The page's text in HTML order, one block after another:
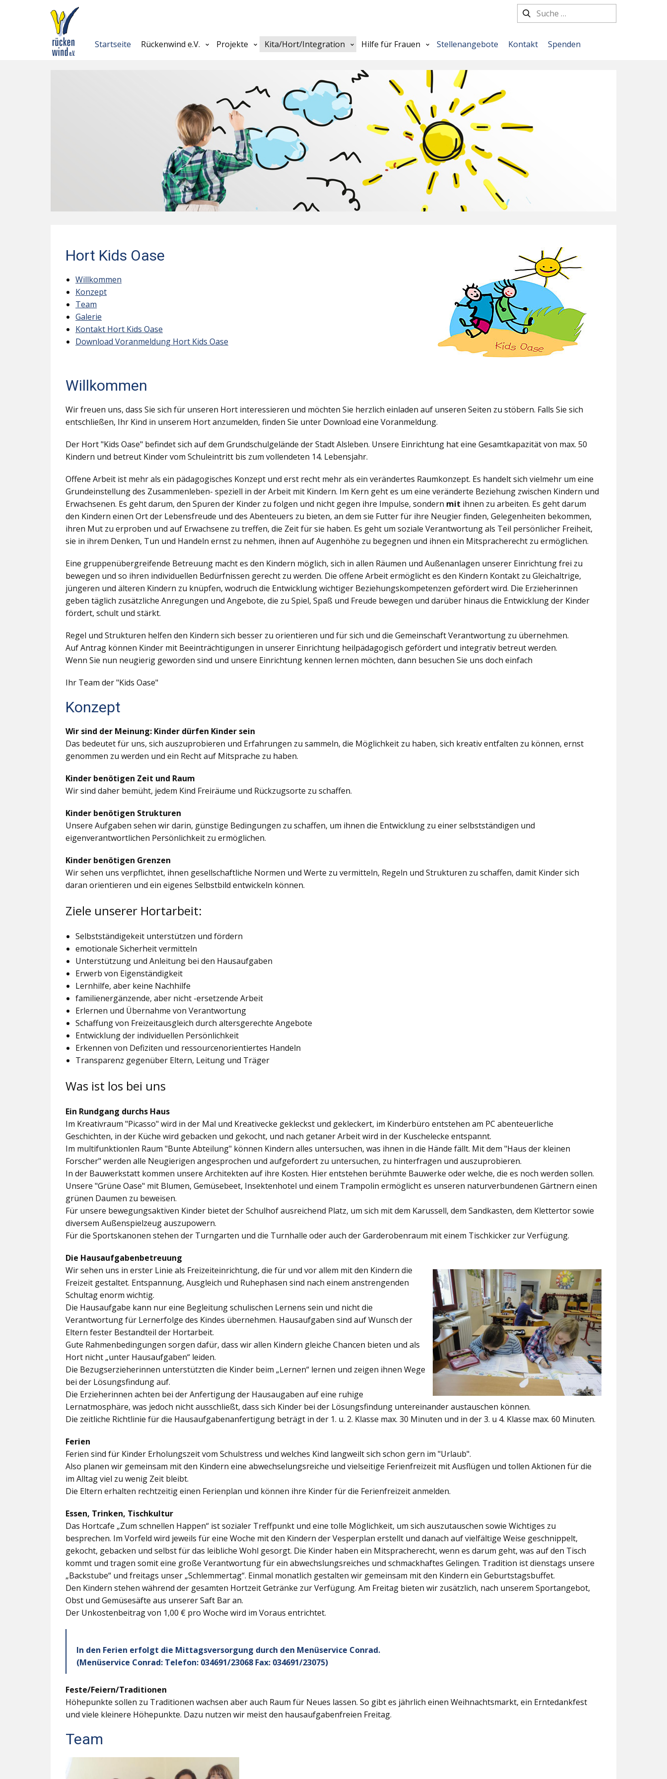
Startseite Rückenwind e.V. Projekte Kita/Hort/Integration Hilfe für Frauen Stellenangebote Kontakt Spenden
Hort Kids Oase
Willkommen
Konzept
Team
Galerie
Kontakt Hort Kids Oase
Download Voranmeldung Hort Kids Oase
Willkommen
Wir freuen uns, dass Sie sich für unseren Hort interessieren und möchten Sie herzlich einladen auf unseren Seiten zu stöbern. Falls Sie sich
entschließen, Ihr Kind in unserem Hort anzumelden, finden Sie unter Download eine Voranmeldung.
Der Hort "Kids Oase" befindet sich auf dem Grundschulgelände der Stadt Alsleben. Unsere Einrichtung hat eine Gesamtkapazität von max. 50
Kindern und betreut Kinder vom Schuleintritt bis zum vollendeten 14. Lebensjahr.
Offene Arbeit ist mehr als ein pädagogisches Konzept und erst recht mehr als ein verändertes Raumkonzept. Es handelt sich vielmehr um eine
Grundeinstellung des Zusammenleben- speziell in der Arbeit mit Kindern. Im Kern geht es um eine veränderte Beziehung zwischen Kindern und
Erwachsenen. Es geht darum, den Spuren der Kinder zu folgen und nicht gegen ihre Impulse, sondern mit ihnen zu arbeiten. Es geht darum
den Kindern einen Ort der Lebensfreude und des Abenteuers zu bieten, an dem sie Futter für ihre Neugier finden, Gelegenheiten bekommen,
ihren Mut zu erproben und auf Erwachsene zu treffen, die Zeit für sie haben. Es geht um soziale Verantwortung als Teil persönlicher Freiheit,
sie in ihrem Denken, Tun und Handeln ernst zu nehmen, ihnen auf Augenhöhe zu begegnen und ihnen ein Mitspracherecht zu ermöglichen.
Eine gruppenübergreifende Betreuung macht es den Kindern möglich, sich in allen Räumen und Außenanlagen unserer Einrichtung frei zu
bewegen und so ihren individuellen Bedürfnissen gerecht zu werden. Die offene Arbeit ermöglicht es den Kindern Kontakt zu Gleichaltrige,
jüngeren und älteren Kindern zu knüpfen, wodruch die Entwicklung wichtiger Beziehungskompetenzen gefördert wird. Die Erzieherinnen
geben täglich zusätzliche Anregungen und Angebote, die zu Spiel, Spaß und Freude bewegen und darüber hinaus die Entwicklung der Kinder
fördert, schult und stärkt.
Regel und Strukturen helfen den Kindern sich besser zu orientieren und für sich und die Gemeinschaft Verantwortung zu übernehmen.
Auf Antrag können Kinder mit Beeinträchtigungen in unserer Einrichtung heilpädagogisch gefördert und integrativ betreut werden.
Wenn Sie nun neugierig geworden sind und unsere Einrichtung kennen lernen möchten, dann besuchen Sie uns doch einfach
Ihr Team der "Kids Oase"
Konzept
Wir sind der Meinung: Kinder dürfen Kinder sein
Das bedeutet für uns, sich auszuprobieren und Erfahrungen zu sammeln, die Möglichkeit zu haben, sich kreativ entfalten zu können, ernst
genommen zu werden und ein Recht auf Mitsprache zu haben.
Kinder benötigen Zeit und Raum
Wir sind daher bemüht, jedem Kind Freiräume und Rückzugsorte zu schaffen.
Kinder benötigen Strukturen
Unsere Aufgaben sehen wir darin, günstige Bedingungen zu schaffen, um ihnen die Entwicklung zu einer selbstständigen und
eigenverantwortlichen Persönlichkeit zu ermöglichen.
Kinder benötigen Grenzen
Wir sehen uns verpflichtet, ihnen gesellschaftliche Normen und Werte zu vermitteln, Regeln und Strukturen zu schaffen, damit Kinder sich
daran orientieren und ein eigenes Selbstbild entwickeln können.
Ziele unserer Hortarbeit:
Selbstständigekeit unterstützen und fördern
emotionale Sicherheit vermitteln
Unterstützung und Anleitung bei den Hausaufgaben
Erwerb von Eigenständigkeit
Lernhilfe, aber keine Nachhilfe
familienergänzende, aber nicht -ersetzende Arbeit
Erlernen und Übernahme von Verantwortung
Schaffung von Freizeitausgleich durch altersgerechte Angebote
Entwicklung der individuellen Persönlichkeit
Erkennen von Defiziten und ressourcenorientiertes Handeln
Transparenz gegenüber Eltern, Leitung und Träger
Was ist los bei uns
Ein Rundgang durchs Haus
Im Kreativraum "Picasso" wird in der Mal und Kreativecke gekleckst und gekleckert, im Kinderbüro entstehen am PC abenteuerliche
Geschichten, in der Küche wird gebacken und gekocht, und nach getaner Arbeit wird in der Kuschelecke entspannt.
Im multifunktionlen Raum "Bunte Abteilung" können Kindern alles untersuchen, was ihnen in die Hände fällt. Mit dem "Haus der kleinen
Forscher" werden alle Neugierigen angesprochen und aufgefordert zu untersuchen, zu hinterfragen und auszuprobieren.
In der Bauwerkstatt kommen unsere Architekten auf ihre Kosten. Hier entstehen berühmte Bauwerke oder welche, die es noch werden sollen.
Unsere "Grüne Oase" mit Blumen, Gemüsebeet, Insektenhotel und einem Trampolin ermöglicht es unseren naturverbundenen Gärtnern einen
grünen Daumen zu beweisen.
Für unsere bewegungsaktiven Kinder bietet derSchulhofausreichend Platz, um sich mit dem Karussell, dem Sandkasten, dem Klettertor sowie
diversem Außenspielzeug auszupowern.
Für die Sportskanonen stehen der Turngarten und die Turnhalle oder auch derGarderobenraum mit einem Tischkicker zur Verfügung.
Die Hausaufgabenbetreuung
Wir sehen uns in erster Linie als Freizeiteinrichtung, die für und vor allem mit den Kindern die
Freizeit gestaltet. Entspannung, Ausgleich und Ruhephasen sind nach einem anstrengenden
Schultag enorm wichtig.
Die Hausaufgabe kann nur eine Begleitung schulischen Lernens sein und nicht die
Verantwortung für Lernerfolge des Kindes übernehmen. Hausaufgaben sind auf Wunsch der
Eltern fester Bestandteil der Hortarbeit.
Gute Rahmenbedingungen sorgen dafür, dass wir allen Kindern gleiche Chancen bieten und als
Hort nicht „unter Hausaufgaben“ leiden.
Die Bezugserzieherinnen unterstützten die Kinder beim „Lernen“ lernen und zeigen ihnen Wege
bei der Lösungsfindung auf.
Die Erzieherinnen achten bei der Anfertigung der Hausaugaben auf eine ruhige
Lernatmosphäre, was jedoch nicht ausschließt, dass sich Kinder bei der Lösungsfindung untereinander austauschen können.
Die zeitliche Richtlinie für die Hausaufgabenanfertigung beträgt in der 1. u. 2. Klasse max. 30 Minuten und in der 3. u 4. Klasse max. 60 Minuten.
Ferien
Ferien sind für Kinder Erholungszeit vom Schulstress und welches Kind langweilt sich schon gern im "Urlaub".
Also planen wir gemeinsam mit den Kindern eine abwechselungsreiche und vielseitige Ferienfreizeit mit Ausflügen und tollen Aktionen für die
im Alltag viel zu wenig Zeit bleibt.
Die Eltern erhalten rechtzeitig einen Ferienplan und können ihre Kinder für die Ferienfreizeit anmelden.
Essen, Trinken, Tischkultur
Das Hortcafe „Zum schnellen Happen“ ist sozialer Treffpunkt und eine tolle Möglichkeit, um sich auszutauschen sowie Wichtiges zu
besprechen. Im Vorfeld wird jeweils für eine Woche mit den Kindern der Vesperplan erstellt und danach auf vielfältige Weise geschnippelt,
gekocht, gebacken und selbst für das leibliche Wohl gesorgt. Die Kinder haben ein Mitspracherecht, wenn es darum geht, was auf den Tisch
kommt und tragen somit eine große Verantwortung für ein abwechslungsreiches und schmackhaftes Gelingen. Tradition ist dienstags unsere
„Backstube“ und freitags unser „Schlemmertag“. Einmal monatlich gestalten wir gemeinsam mit den Kindern ein Geburtstagsbuffet.
Den Kindern stehen während der gesamten Hortzeit Getränke zur Verfügung. Am Freitag bieten wir zusätzlich, nach unserem Sportangebot,
Obst und Gemüsesäfte aus unserer Saft Bar an.
Der Unkostenbeitrag von 1,00 € pro Woche wird im Voraus entrichtet.
In den Ferien erfolgt die Mittagsversorgung durch den Menüservice Conrad.
(Menüservice Conrad: Telefon: 034691/23068 Fax: 034691/23075)
Feste/Feiern/Traditionen
Höhepunkte sollen zu Traditionen wachsen aber auch Raum für Neues lassen. So gibt es jährlich einen Weihnachtsmarkt, ein Erntedankfest
und viele kleinere Höhepunkte. Dazu nutzen wir meist den hausaufgabenfreien Freitag.
Team